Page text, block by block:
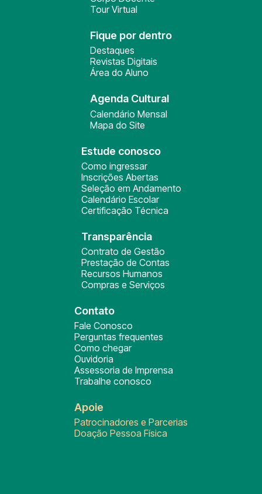
Tour Virtual
Fique por dentro
Destaques
Revistas Digitais
Área do Aluno
Agenda Cultural
Calendário Mensal
Mapa do Site
Estude conosco
Como ingressar
Inscrições Abertas
Seleção em Andamento
Calendário Escolar
Certificação Técnica
Transparência
Contrato de Gestão
Prestação de Contas
Recursos Humanos
Compras e Serviços
Contato
Fale Conosco
Perguntas frequentes
Como chegar
Ouvidoria
Assessoria de Imprensa
Trabalhe conosco
Apoie
Patrocinadores e Parcerias
Doação Pessoa Física